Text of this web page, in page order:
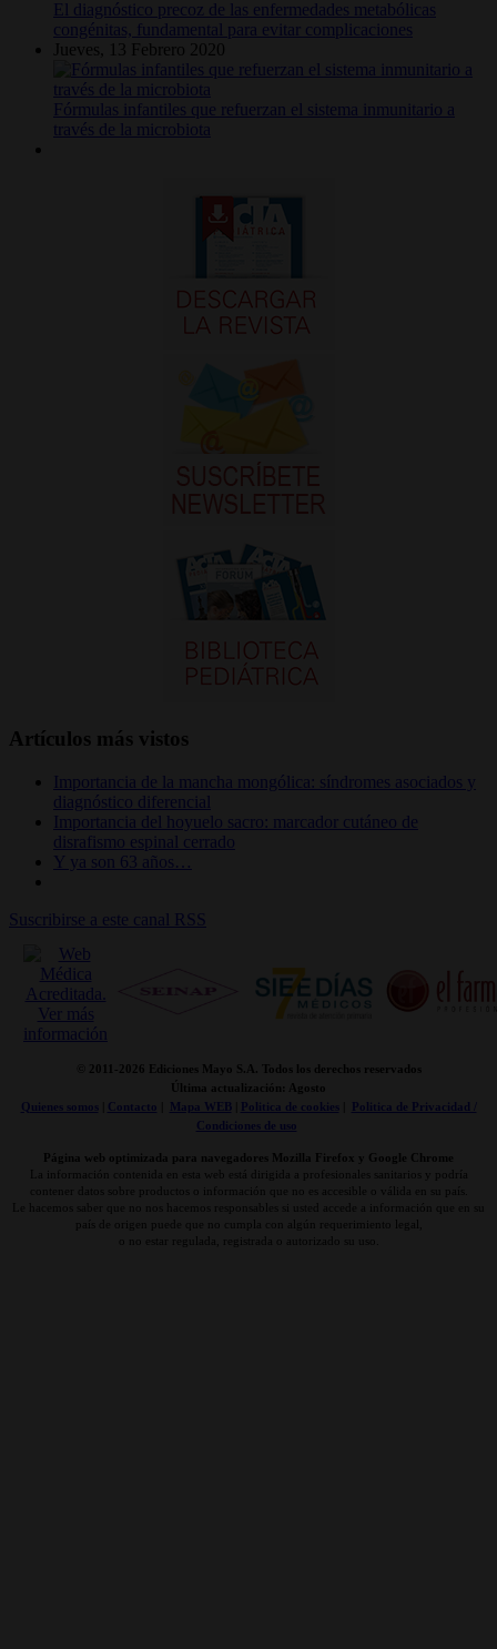
El diagnóstico precoz de las enfermedades metabólicas
congénitas, fundamental para evitar complicaciones
Jueves, 13 Febrero 2020
Fórmulas infantiles que refuerzan el sistema inmunitario a
través de la microbiota
Artículos más vistos
Importancia de la mancha mongólica: síndromes asociados y
diagnóstico diferencial
Importancia del hoyuelo sacro: marcador cutáneo de
disrafismo espinal cerrado
Y ya son 63 años…
Suscribirse a este canal RSS
© 2011- 2026 Ediciones Mayo S.A. Todos los derechos reservados
Última actualización: Agosto
Quienes somos| Contacto Mapa WEB| Politica de cookies|
Politica de Privacidad /
Condiciones de uso
Página web optimizada para navegadores Mozilla Firefox y Google Chrome
La información contenida en esta web está dirigida a profesionales sanitarios y podría
contener datos sobre productos o información que no es accesible o válida en su país.
Le hacemos saber que no nos hacemos responsables si usted accede a información que en su
país de origen puede que no cumpla con algún requerimiento legal,
o no estar regulada, registrada o autorizado su uso.